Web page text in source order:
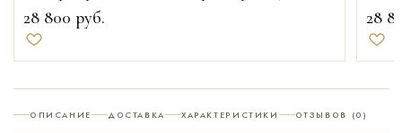
28 800 руб.
Добавить в избранное
28
ОПИСАНИЕ ДОСТАВКА ХАРАКТЕРИСТИКИ ОТЗЫВОВ (0)